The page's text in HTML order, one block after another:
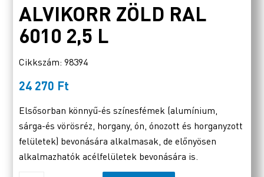
ALVIKORR ZÖLD RAL
6010 2,5 L
Cikkszám: 98394
24 270 Ft
Elsősorban könnyű-és színesfémek (alumínium,
sárga-és vörösréz, horgany, ón, ónozott és horganyzott
felületek) bevonására alkalmasak, de előnyösen
alkalmazhatók acélfelületek bevonására is.